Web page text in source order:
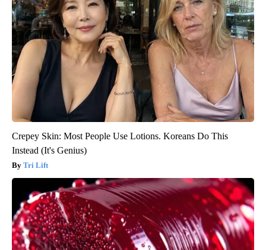
Crepey Skin: Most People Use Lotions. Koreans Do This
Instead (It's Genius)
Tri Lift